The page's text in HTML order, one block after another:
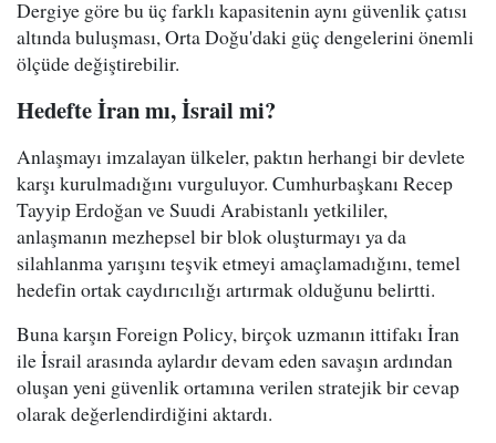
Dergiye göre bu üç farklı kapasitenin aynı güvenlik çatısı
altında buluşması, Orta Doğu'daki güç dengelerini önemli
ölçüde değiştirebilir.
Hedefte İran mı, İsrail mi?
Anlaşmayı imzalayan ülkeler, paktın herhangi bir devlete
karşı kurulmadığını vurguluyor. Cumhurbaşkanı Recep
Tayyip Erdoğan ve Suudi Arabistanlı yetkililer,
anlaşmanın mezhepsel bir blok oluşturmayı ya da
silahlanma yarışını teşvik etmeyi amaçlamadığını, temel
hedefin ortak caydırıcılığı artırmak olduğunu belirtti.
Buna karşın Foreign Policy, birçok uzmanın ittifakı İran
ile İsrail arasında aylardır devam eden savaşın ardından
oluşan yeni güvenlik ortamına verilen stratejik bir cevap
olarak değerlendirdiğini aktardı.